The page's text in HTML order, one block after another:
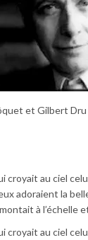
et Gilbert Dru
croyait au ciel
adoraient la
à l’échelle
croyait au ciel